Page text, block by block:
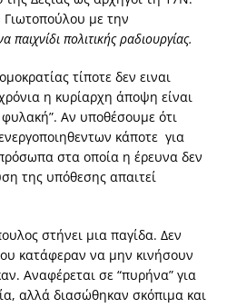
Γιωτοπούλου με την
παιχνίδι πολιτικής ραδιουργίας.
τίποτε δεν ειναι
η κυρίαρχη άποψη είναι
Αν υποθέσουμε ότι
κάποτε για
στα οποία η έρευνα δεν
της υπόθεσης απαιτεί
στήνει μια παγίδα. Δεν
κατάφεραν να μην κινήσουν
Αναφέρεται σε “πυρήνα” για
αλλά διασώθηκαν σκόπιμα και